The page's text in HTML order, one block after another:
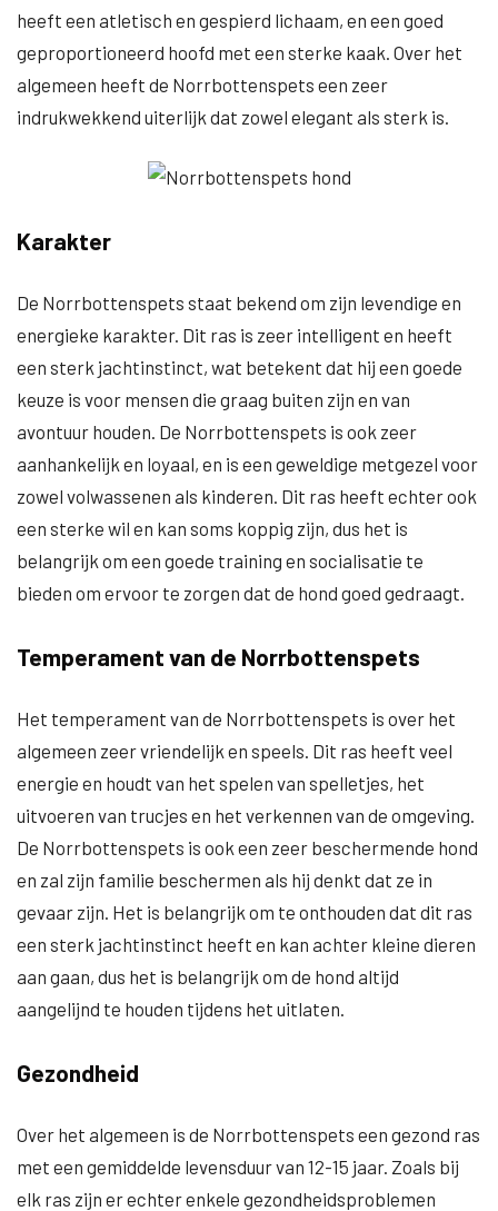
heeft een atletisch en gespierd lichaam, en een goed
geproportioneerd hoofd met een sterke kaak. Over het
algemeen heeft de Norrbottenspets een zeer
indrukwekkend uiterlijk dat zowel elegant als sterk is.
Karakter
De Norrbottenspets staat bekend om zijn levendige en
energieke karakter. Dit ras is zeer intelligent en heeft
een sterk jachtinstinct, wat betekent dat hij een goede
keuze is voor mensen die graag buiten zijn en van
avontuur houden. De Norrbottenspets is ook zeer
aanhankelijk en loyaal, en is een geweldige metgezel voor
zowel volwassenen als kinderen. Dit ras heeft echter ook
een sterke wil en kan soms koppig zijn, dus het is
belangrijk om een goede training en socialisatie te
bieden om ervoor te zorgen dat de hond goed gedraagt.
Temperament van de Norrbottenspets
Het temperament van de Norrbottenspets is over het
algemeen zeer vriendelijk en speels. Dit ras heeft veel
energie en houdt van het spelen van spelletjes, het
uitvoeren van trucjes en het verkennen van de omgeving.
De Norrbottenspets is ook een zeer beschermende hond
en zal zijn familie beschermen als hij denkt dat ze in
gevaar zijn. Het is belangrijk om te onthouden dat dit ras
een sterk jachtinstinct heeft en kan achter kleine dieren
aan gaan, dus het is belangrijk om de hond altijd
aangelijnd te houden tijdens het uitlaten.
Gezondheid
Over het algemeen is de Norrbottenspets een gezond ras
met een gemiddelde levensduur van 12-15 jaar. Zoals bij
elk ras zijn er echter enkele gezondheidsproblemen